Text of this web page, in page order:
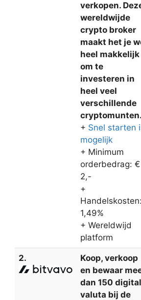
verkopen.
wereldwijde
crypto broker
maakt het je
heel makkelijk
om te
investeren in
heel veel
verschillende
cryptomunten.
+ Snel starten
mogelijk
+ Minimum
orderbedrag: €
2,-
+
Handelskosten:
1,49%
+ Wereldwijd
platform
2.
Koop, verkoop
en bewaar
dan 150
valuta bij de